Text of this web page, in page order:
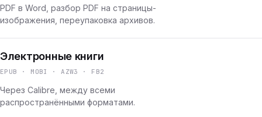
PDF в Word, разбор PDF на страницы-
изображения, переупаковка архивов.
Электронные книги
EPUB · MOBI · AZW3 · FB2
Через Calibre, между всеми
распространёнными форматами.